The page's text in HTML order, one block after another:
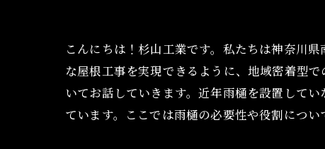
こんにちは！杉山工業です。私たちは神奈川
な屋根工事を実現できるように、地域密着型
いてお話していきます。近年雨樋を設置して
ています。ここでは雨樋の必要性や役割につい